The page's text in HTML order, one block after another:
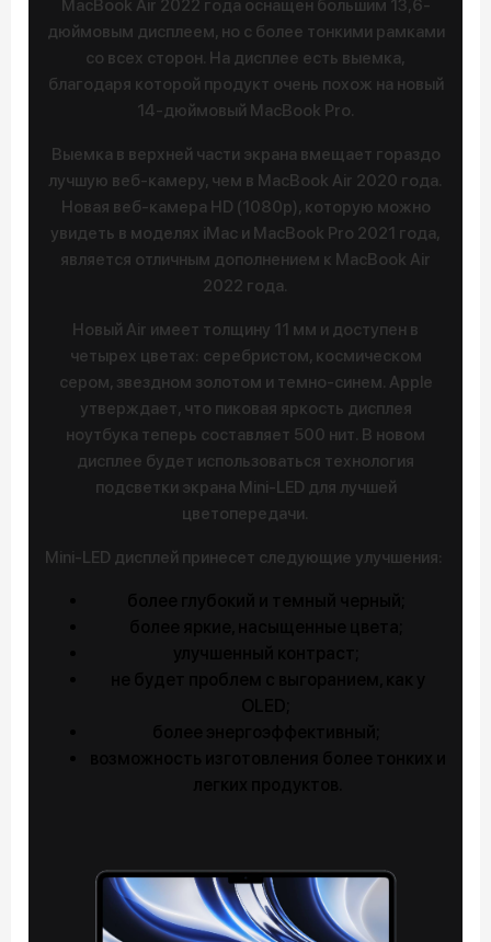
MacBook Air 2022 года оснащен большим 13,6-
дюймовым дисплеем, но с более тонкими рамками
со всех сторон. На дисплее есть выемка,
благодаря которой продукт очень похож на новый
14-дюймовый MacBook Pro.
Выемка в верхней части экрана вмещает гораздо
лучшую веб-камеру, чем в MacBook Air 2020 года.
Новая веб-камера HD (1080p), которую можно
увидеть в моделях iMac и MacBook Pro 2021 года,
является отличным дополнением к MacBook Air
2022 года.
Новый Air имеет толщину 11 мм и доступен в
четырех цветах: серебристом, космическом
сером, звездном золотом и темно-синем. Apple
утверждает, что пиковая яркость дисплея
ноутбука теперь составляет 500 нит. В новом
дисплее будет использоваться технология
подсветки экрана Mini-LED для лучшей
цветопередачи.
Mini-LED дисплей принесет следующие улучшения: